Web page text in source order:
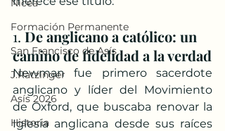
Nicea
Formación Permanente
San Francisco de Asís
J.Ratzinger
Asís 2026
Historia
1. De anglicano a católico: un
camino de fidelidad a la verdad
Newman fue primero sacerdote
anglicano y líder del Movimiento
de Oxford, que buscaba renovar la
Iglesia anglicana desde sus raíces